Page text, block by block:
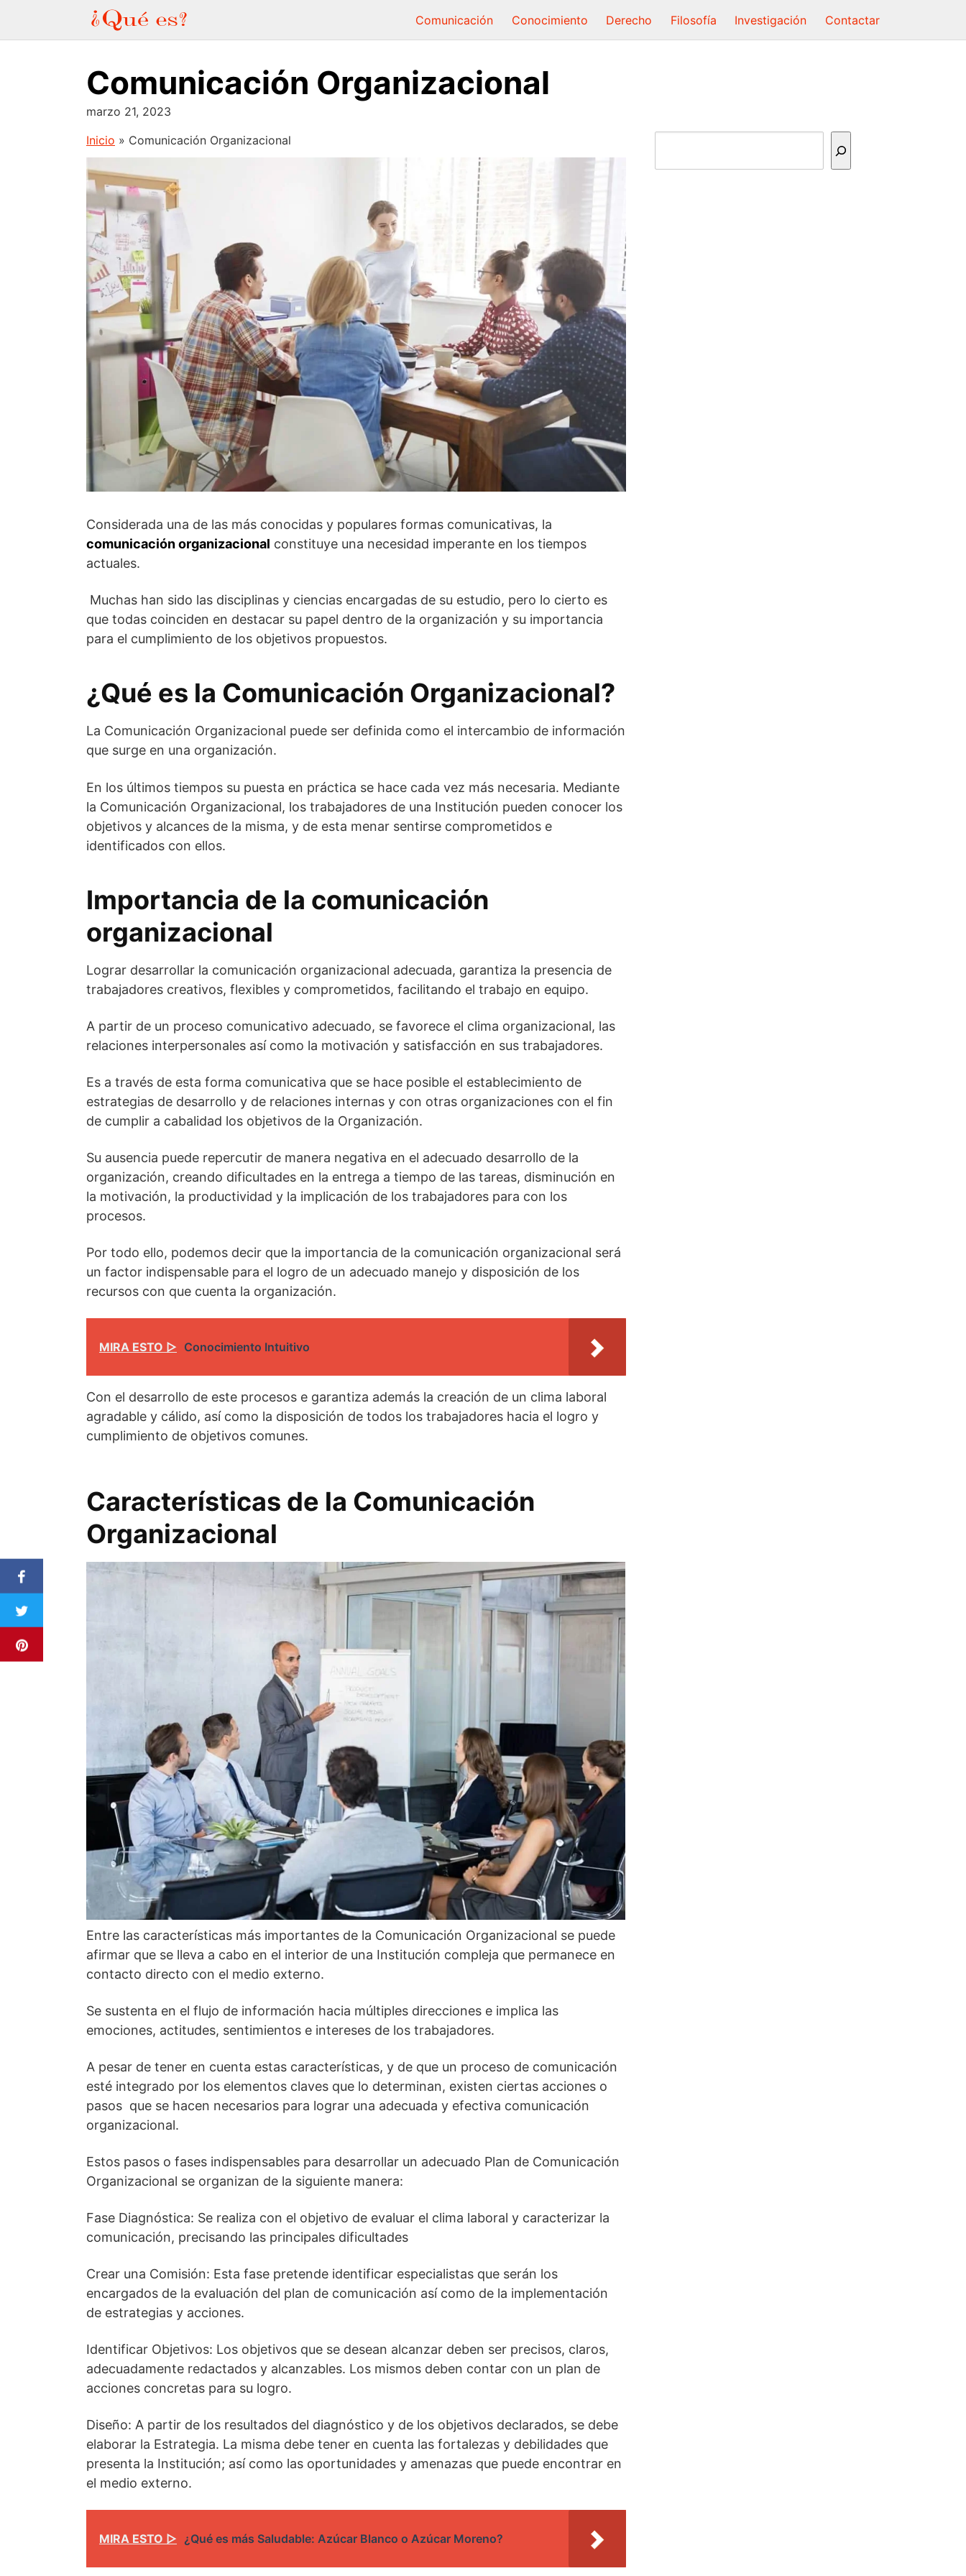
contenido
Comunicación Conocimiento Derecho Filosofía Investigación Contactar
Comunicación Organizacional
marzo 21, 2023
Inicio » Comunicación Organizacional
Considerada una de las más conocidas y populares formas comunicativas, la
comunicación organizacional constituye una necesidad imperante en los tiempos
actuales.
Muchas han sido las disciplinas y ciencias encargadas de su estudio, pero lo cierto es
que todas coinciden en destacar su papel dentro de la organización y su importancia
para el cumplimiento de los objetivos propuestos.
¿Qué es la Comunicación Organizacional?
La Comunicación Organizacional puede ser definida como el intercambio de información
que surge en una organización.
En los últimos tiempos su puesta en práctica se hace cada vez más necesaria. Mediante
la Comunicación Organizacional, los trabajadores de una Institución pueden conocer los
objetivos y alcances de la misma, y de esta menar sentirse comprometidos e
identificados con ellos.
Importancia de la comunicación
organizacional
Lograr desarrollar la comunicación organizacional adecuada, garantiza la presencia de
trabajadores creativos, flexibles y comprometidos, facilitando el trabajo en equipo.
A partir de un proceso comunicativo adecuado, se favorece el clima organizacional, las
relaciones interpersonales así como la motivación y satisfacción en sus trabajadores.
Es a través de esta forma comunicativa que se hace posible el establecimiento de
estrategias de desarrollo y de relaciones internas y con otras organizaciones con el fin
de cumplir a cabalidad los objetivos de la Organización.
Su ausencia puede repercutir de manera negativa en el adecuado desarrollo de la
organización, creando dificultades en la entrega a tiempo de las tareas, disminución en
la motivación, la productividad y la implicación de los trabajadores para con los
procesos.
Por todo ello, podemos decir que la importancia de la comunicación organizacional será
un factor indispensable para el logro de un adecuado manejo y disposición de los
recursos con que cuenta la organización.
MIRA ESTO ▷ Conocimiento Intuitivo
Con el desarrollo de este procesos e garantiza además la creación de un clima laboral
agradable y cálido, así como la disposición de todos los trabajadores hacia el logro y
cumplimiento de objetivos comunes.
Características de la Comunicación
Organizacional
Entre las características más importantes de la Comunicación Organizacional se puede
afirmar que se lleva a cabo en el interior de una Institución compleja que permanece en
contacto directo con el medio externo.
Se sustenta en el flujo de información hacia múltiples direcciones e implica las
emociones, actitudes, sentimientos e intereses de los trabajadores.
A pesar de tener en cuenta estas características, y de que un proceso de comunicación
esté integrado por los elementos claves que lo determinan, existen ciertas acciones o
pasos que se hacen necesarios para lograr una adecuada y efectiva comunicación
organizacional.
Estos pasos o fases indispensables para desarrollar un adecuado Plan de Comunicación
Organizacional se organizan de la siguiente manera:
Fase Diagnóstica: Se realiza con el objetivo de evaluar el clima laboral y caracterizar la
comunicación, precisando las principales dificultades
Crear una Comisión: Esta fase pretende identificar especialistas que serán los
encargados de la evaluación del plan de comunicación así como de la implementación
de estrategias y acciones.
Identificar Objetivos: Los objetivos que se desean alcanzar deben ser precisos, claros,
adecuadamente redactados y alcanzables. Los mismos deben contar con un plan de
acciones concretas para su logro.
Diseño: A partir de los resultados del diagnóstico y de los objetivos declarados, se debe
elaborar la Estrategia. La misma debe tener en cuenta las fortalezas y debilidades que
presenta la Institución; así como las oportunidades y amenazas que puede encontrar en
el medio externo.
MIRA ESTO ▷ ¿Qué es más Saludable: Azúcar Blanco o Azúcar Moreno?